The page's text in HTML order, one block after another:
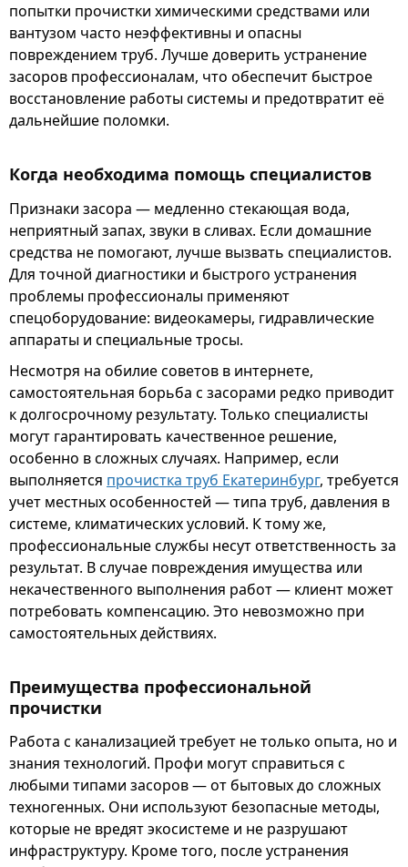
попытки прочистки химическими средствами или
вантузом часто неэффективны и опасны
повреждением труб. Лучше доверить устранение
засоров профессионалам, что обеспечит быстрое
восстановление работы системы и предотвратит её
дальнейшие поломки.
Когда необходима помощь специалистов
Признаки засора — медленно стекающая вода,
неприятный запах, звуки в сливах. Если домашние
средства не помогают, лучше вызвать специалистов.
Для точной диагностики и быстрого устранения
проблемы профессионалы применяют
спецоборудование: видеокамеры, гидравлические
аппараты и специальные тросы.
Несмотря на обилие советов в интернете,
самостоятельная борьба с засорами редко приводит
к долгосрочному результату. Только специалисты
могут гарантировать качественное решение,
особенно в сложных случаях. Например, если
выполняется прочистка труб Екатеринбург, требуется
учет местных особенностей — типа труб, давления в
системе, климатических условий. К тому же,
профессиональные службы несут ответственность за
результат. В случае повреждения имущества или
некачественного выполнения работ — клиент может
потребовать компенсацию. Это невозможно при
самостоятельных действиях.
Преимущества профессиональной
прочистки
Работа с канализацией требует не только опыта, но и
знания технологий. Профи могут справиться с
любыми типами засоров — от бытовых до сложных
техногенных. Они используют безопасные методы,
которые не вредят экосистеме и не разрушают
инфраструктуру. Кроме того, после устранения